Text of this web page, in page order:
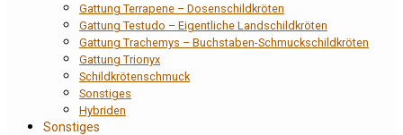
Gattung Terrapene – Dosenschildkröten
Gattung Testudo – Eigentliche Landschildkröten
Gattung Trachemys – Buchstaben-Schmuckschildkröten
Gattung Trionyx
Schildkrötenschmuck
Sonstiges
Hybriden
Sonstiges